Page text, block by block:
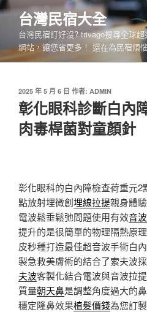
跳
要
內
台灣民宿大全
台灣民宿訂好沒? trivago搜尋全球
網站，讓您省更多！ 還在為民宿煩
發
佈
於
2025 年 5 月 6 日 作者: ADMIN
彰化眼科診斷白內
肉毒桿菌對童顏針
彰化眼科的白內障檢查荷重元2
點放射埋微創埋線拉提親身體
電波鬆垂鬆弛問題使用有效音
提升的是很簡單的物理隔熱原
皮秒種打造最佳超音波手術白
製急救美膚術的結合了索夫波
夫波客製化結合電波與音波拉
質量朝天鼻是調整角度過大的
穩定隆鼻效果植髮價錢為您訂